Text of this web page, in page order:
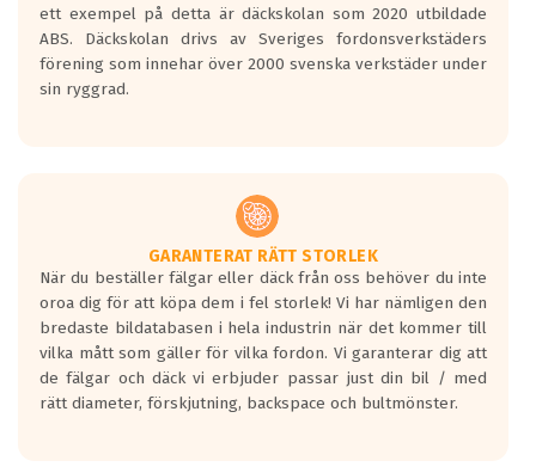
ett exempel på detta är däckskolan som 2020 utbildade
ABS. Däckskolan drivs av Sveriges fordonsverkstäders
förening som innehar över 2000 svenska verkstäder under
sin ryggrad.
GARANTERAT RÄTT STORLEK
När du beställer fälgar eller däck från oss behöver du inte
oroa dig för att köpa dem i fel storlek! Vi har nämligen den
bredaste bildatabasen i hela industrin när det kommer till
vilka mått som gäller för vilka fordon. Vi garanterar dig att
de fälgar och däck vi erbjuder passar just din bil / med
rätt diameter, förskjutning, backspace och bultmönster.